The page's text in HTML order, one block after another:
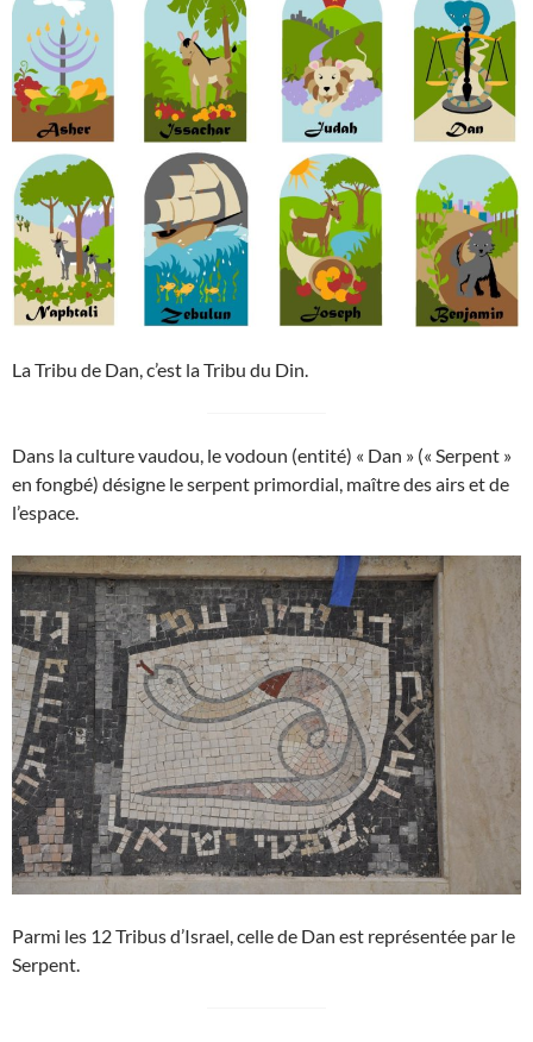
La Tribu de Dan, c’est la Tribu du Din.
Dans la culture vaudou, le vodoun (entité) « Dan » (« Serpent »
en fongbé) désigne le serpent primordial, maître des airs et de
l’espace.
Parmi les 12 Tribus d’Israel, celle de Dan est représentée par le
Serpent.